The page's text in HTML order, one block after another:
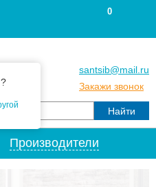
santsib@mail.ru
Закажи звонок
0
Производители